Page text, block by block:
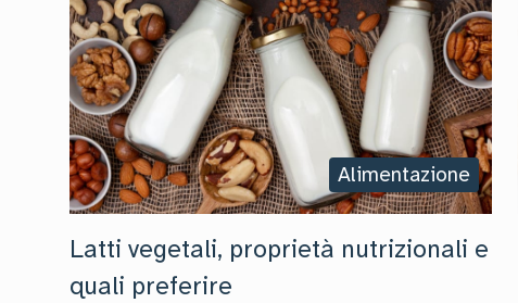
Alimentazione
Latti vegetali, proprietà nutrizionali e
quali preferire